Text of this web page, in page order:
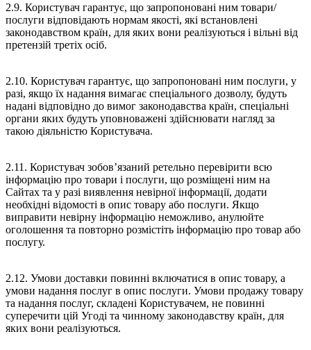
2.9. Користувач гарантує, що запропоновані ним товари/
послуги відповідають нормам якості, які встановлені
законодавством країн, для яких вони реалізуються і вільні від
претензій третіх осіб.
2.10. Користувач гарантує, що запропоновані ним послуги, у
разі, якщо їх надання вимагає спеціального дозволу, будуть
надані відповідно до вимог законодавства країн, спеціальні
органи яких будуть уповноважені здійснювати нагляд за
такою діяльністю Користувача.
2.11. Користувач зобов’язаний ретельно перевірити всю
інформацію про товари і послуги, що розміщені ним на
Сайтах та у разі виявлення невірної інформації, додати
необхідні відомості в опис товару або послуги. Якщо
виправити невірну інформацію неможливо, анулюйте
оголошення та повторно розмістіть інформацію про товар або
послугу.
2.12. Умови доставки повинні включатися в опис товару, а
умови надання послуг в опис послуги. Умови продажу товару
та надання послуг, складені Користувачем, не повинні
суперечити цій Угоді та чинному законодавству країн, для
яких вони реалізуються.